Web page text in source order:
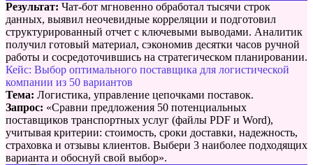
Результат: Чат-бот мгновенно обработал тысячи строк
данных, выявил неочевидные корреляции и подготовил
структурированный отчет с ключевыми выводами. Аналитик
получил готовый материал, сэкономив десятки часов ручной
работы и сосредоточившись на стратегическом планировании.
Кейс: Выбор оптимального поставщика для логистической
компании из 50 вариантов
Тема: Логистика, управление цепочками поставок.
Запрос: «Сравни предложения 50 потенциальных
поставщиков транспортных услуг (файлы PDF и Word),
учитывая критерии: стоимость, сроки доставки, надежность,
страховка и отзывы клиентов. Выбери 3 наиболее подходящих
варианта и обоснуй свой выбор».